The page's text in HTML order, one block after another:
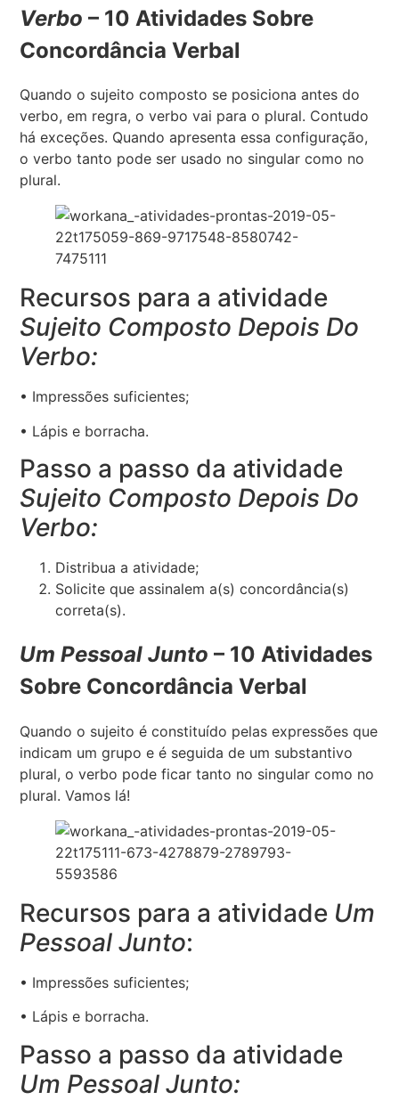
Verbo – 10 Atividades Sobre
Concordância Verbal
Quando o sujeito composto se posiciona antes do
verbo, em regra, o verbo vai para o plural. Contudo
há exceções. Quando apresenta essa configuração,
o verbo tanto pode ser usado no singular como no
plural.
Recursos para a atividade
Sujeito Composto Depois Do
Verbo:
• Impressões suficientes;
• Lápis e borracha.
Passo a passo da atividade
Sujeito Composto Depois Do
Verbo:
Distribua a atividade;
Solicite que assinalem a(s) concordância(s)
correta(s).
Um Pessoal Junto – 10 Atividades
Sobre Concordância Verbal
Quando o sujeito é constituído pelas expressões que
indicam um grupo e é seguida de um substantivo
plural, o verbo pode ficar tanto no singular como no
plural. Vamos lá!
Recursos para a atividade Um
Pessoal Junto:
• Impressões suficientes;
• Lápis e borracha.
Passo a passo da atividade
Um Pessoal Junto: